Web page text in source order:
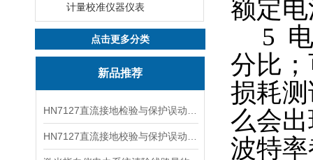
计量校准仪器仪表
点击更多分类
新品推荐
额定
5 电
分比
损耗
么会
波特率